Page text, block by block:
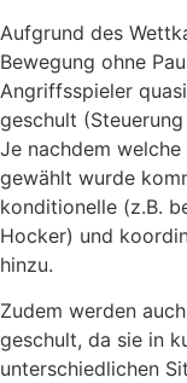
Aufgrund des
Bewegung ohne
Angriffsspieler
geschult
Je nachdem
gewählt wurde
konditionelle (z.B.
Hocker) und
hinzu.
Zudem werden
geschult, da sie in
unterschiedlichen